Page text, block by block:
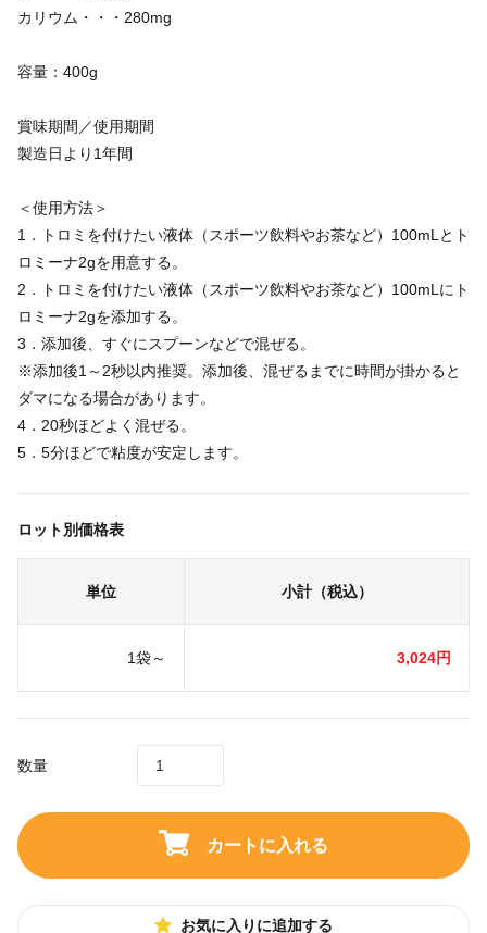
カリウム・・・280mg
容量：400g
賞味期間／使用期間
製造日より1年間
＜使用方法＞
1．トロミを付けたい液体（スポーツ飲料やお茶など）100mLとト
ロミーナ2gを用意する。
2．トロミを付けたい液体（スポーツ飲料やお茶など）100mLにト
ロミーナ2gを添加する。
3．添加後、すぐにスプーンなどで混ぜる。
※添加後1～2秒以内推奨。添加後、混ぜるまでに時間が掛かると
ダマになる場合があります。
4．20秒ほどよく混ぜる。
5．5分ほどで粘度が安定します。
ロット別価格表
単位 小計（税込）
1袋～ 3,024円
数量
カートに入れる
お気に入りに追加する